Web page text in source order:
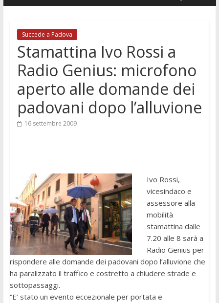
Succede a Padova
Stamattina Ivo Rossi a
Radio Genius: microfono
aperto alle domande dei
padovani dopo l’alluvione
16 settembre 2009
Ivo Rossi,
vicesindaco e
assessore alla
mobilità
stamattina dalle
7.20 alle 8 sarà a
Radio Genius per
rispondere alle domande dei padovani dopo l’alluvione che
ha paralizzato il traffico e costretto a chiudere strade e
sottopassaggi.
“E’ stato un evento eccezionale per portata e